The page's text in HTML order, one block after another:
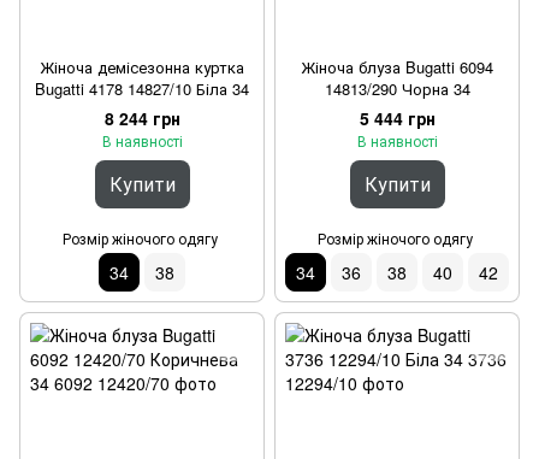
Жіноча демісезонна куртка
Bugatti 4178 14827/10 Біла 34
8 244 грн
В наявності
Купити
Розмір жіночого одягу
34 38
Жіноча блуза Bugatti 6094
14813/290 Чорна 34
5 444 грн
В наявності
Купити
Розмір жіночого одягу
34 36 38 40 42